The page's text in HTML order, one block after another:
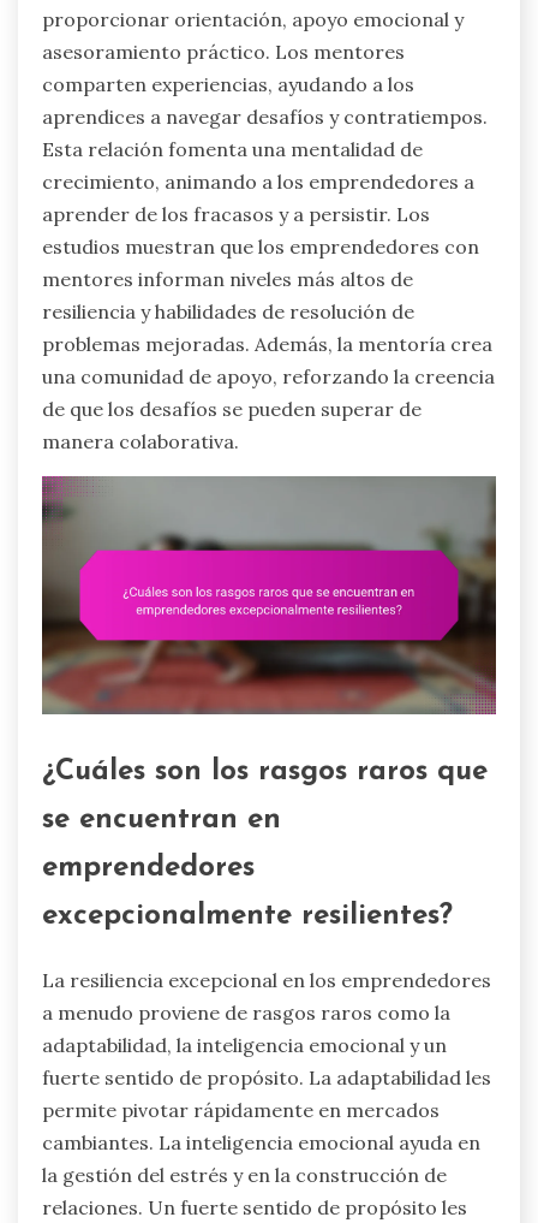
proporcionar orientación, apoyo emocional y
asesoramiento práctico. Los mentores
comparten experiencias, ayudando a los
aprendices a navegar desafíos y contratiempos.
Esta relación fomenta una mentalidad de
crecimiento, animando a los emprendedores a
aprender de los fracasos y a persistir. Los
estudios muestran que los emprendedores con
mentores informan niveles más altos de
resiliencia y habilidades de resolución de
problemas mejoradas. Además, la mentoría crea
una comunidad de apoyo, reforzando la creencia
de que los desafíos se pueden superar de
manera colaborativa.
¿Cuáles son los rasgos raros que
se encuentran en
emprendedores
excepcionalmente resilientes?
La resiliencia excepcional en los emprendedores
a menudo proviene de rasgos raros como la
adaptabilidad, la inteligencia emocional y un
fuerte sentido de propósito. La adaptabilidad les
permite pivotar rápidamente en mercados
cambiantes. La inteligencia emocional ayuda en
la gestión del estrés y en la construcción de
relaciones. Un fuerte sentido de propósito les